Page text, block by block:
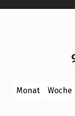
Monat Woche